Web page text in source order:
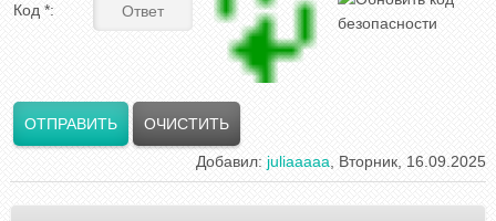
Код *:
Добавил:juliaaaaa , Вторник, 16.09.2025